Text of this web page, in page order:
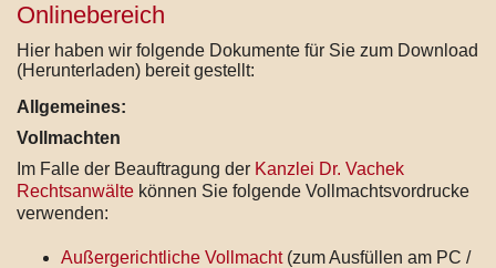
Onlinebereich
Hier haben wir folgende Dokumente für Sie zum Download
(Herunterladen) bereit gestellt:
Allgemeines:
Vollmachten
Im Falle der Beauftragung der Kanzlei Dr. Vachek
Rechtsanwälte können Sie folgende Vollmachtsvordrucke
verwenden:
Außergerichtliche Vollmacht(zum Ausfüllen am PC /